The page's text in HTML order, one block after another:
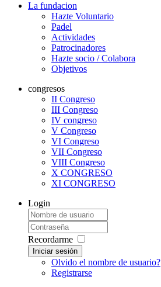
La fundacion
Hazte Voluntario
Padel
Actividades
Patrocinadores
Hazte socio / Colabora
Objetivos
congresos
II Congreso
III Congreso
IV congreso
V Congreso
VI Congreso
VII Congreso
VIII Congreso
X CONGRESO
XI CONGRESO
Login
Recordarme
Iniciar sesión
Olvido el nombre de usuario?
Registrarse